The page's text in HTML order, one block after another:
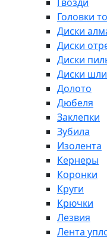
Головки
Диски
Диски
Диски
Диски
Долото
Дюбеля
Заклепки
Зубила
Изолента
Кернеры
Коронки
Круги
Крючки
Лезвия
Лента